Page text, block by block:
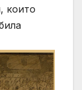
които